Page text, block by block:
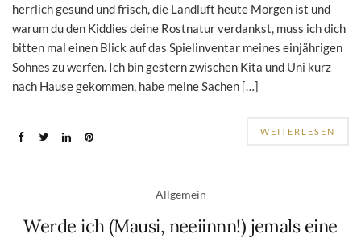
herrlich gesund und frisch, die Landluft heute Morgen ist und
warum du den Kiddies deine Rostnatur verdankst, muss ich dich
bitten mal einen Blick auf das Spielinventar meines einjährigen
Sohnes zu werfen. Ich bin gestern zwischen Kita und Uni kurz
nach Hause gekommen, habe meine Sachen […]
WEITERLESEN
Allgemein
Werde ich (Mausi, neeiinnn!) jemals eine